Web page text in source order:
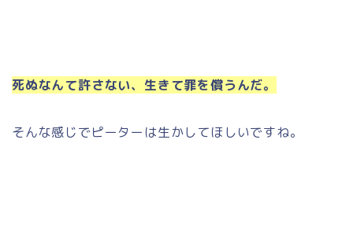
死ぬなんて許さない、生きて罪を償うんだ。
そんな感じでピーターは生かしてほしいですね。